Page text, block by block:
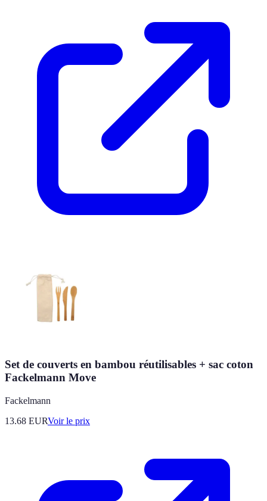
Set de couverts en bambou réutilisables + sac coton
Fackelmann Move
Fackelmann
13.68 EURVoir le prix